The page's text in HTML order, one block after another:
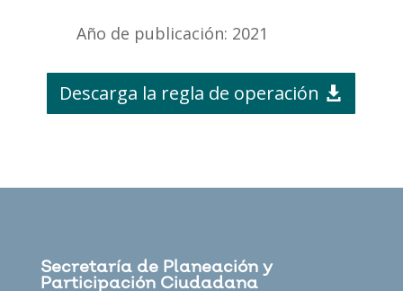
Año de publicación: 2021
Descarga la regla de operación
Secretaría de Planeación y
Participación Ciudadana